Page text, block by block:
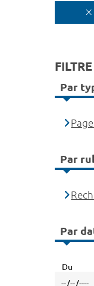
Par
Par
Par
Du